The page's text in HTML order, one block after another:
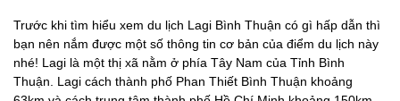
3. Cá đục nướng
4. Chả lụi LaGi
5. Bánh căn Thống
Trước khi tìm hiểu xem du lịch Lagi Bình Thuận có gì hấp dẫn thì
bạn nên nắm được một số thông tin cơ bản của điểm du lịch này
nhé! Lagi là một thị xã nằm ở phía Tây Nam của Tỉnh Bình
Thuận. Lagi cách thành phố Phan Thiết Bình Thuận khoảng